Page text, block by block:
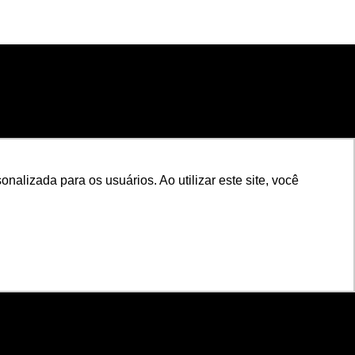
para os usuários. Ao utilizar este site, você